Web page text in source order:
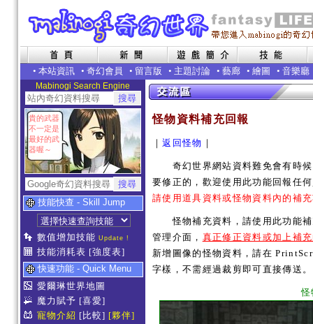
• 本站資訊 • 奇幻會員 • 留言版 • 主題討論 • 藝廊 • 繪圖 • 音樂廳
Mabinogi Search Engine
貴的武器
不一定是
最好的武
器喔～
技能快查 - Skill Jump
數值增加技能 Update !
技能消耗表 [強度表]
快速功能 - Quick Menu
愛爾琳世界地圖
魔力賦予 [喜愛]
寵物介紹 [比較] [夥伴]
怪物資料補充回報
｜返回怪物 ｜
奇幻世界網站資料難免會有時候
要修正的，歡迎使用此功能回報任
請使用道具資料或怪物資料內的補
怪物補充資料，請使用此功能補
管理介面， 真正修正資料或加上補
新增圖像的怪物資料，請在
字樣，不需經過裁剪即可直接傳送。
怪